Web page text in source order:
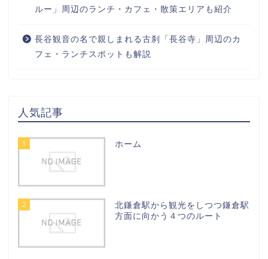
ルー」周辺のランチ・カフェ・散策エリアも紹介
長谷観音の名で親しまれる古刹「長谷寺」周辺のカ
フェ・ランチスポットも解説
人気記事
1 ホーム
2
北鎌倉駅から観光をしつつ鎌倉駅
方面に向かう４つのルート